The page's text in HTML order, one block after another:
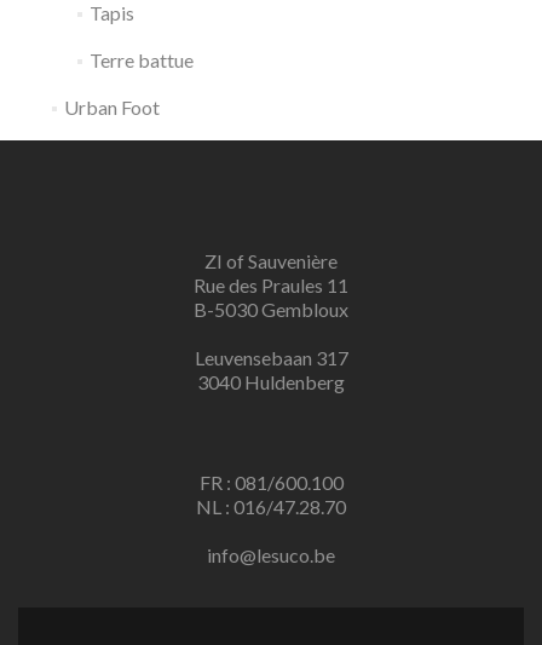
Tapis
Terre battue
Urban Foot
ZI of Sauvenière
Rue des Praules 11
B-5030 Gembloux
Leuvensebaan 317
3040 Huldenberg
FR : 081/600.100
NL : 016/47.28.70
info@lesuco.be